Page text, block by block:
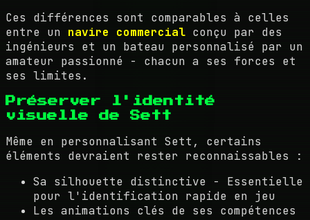
Ces différences sont comparables à celles
entre un navire commercial conçu par des
ingénieurs et un bateau personnalisé par un
amateur passionné - chacun a ses forces et
ses limites.
Préserver l'identité
visuelle de Sett
Même en personnalisant Sett, certains
éléments devraient rester reconnaissables :
Sa silhouette distinctive - Essentielle
pour l'identification rapide en jeu
Les animations clés de ses compétences